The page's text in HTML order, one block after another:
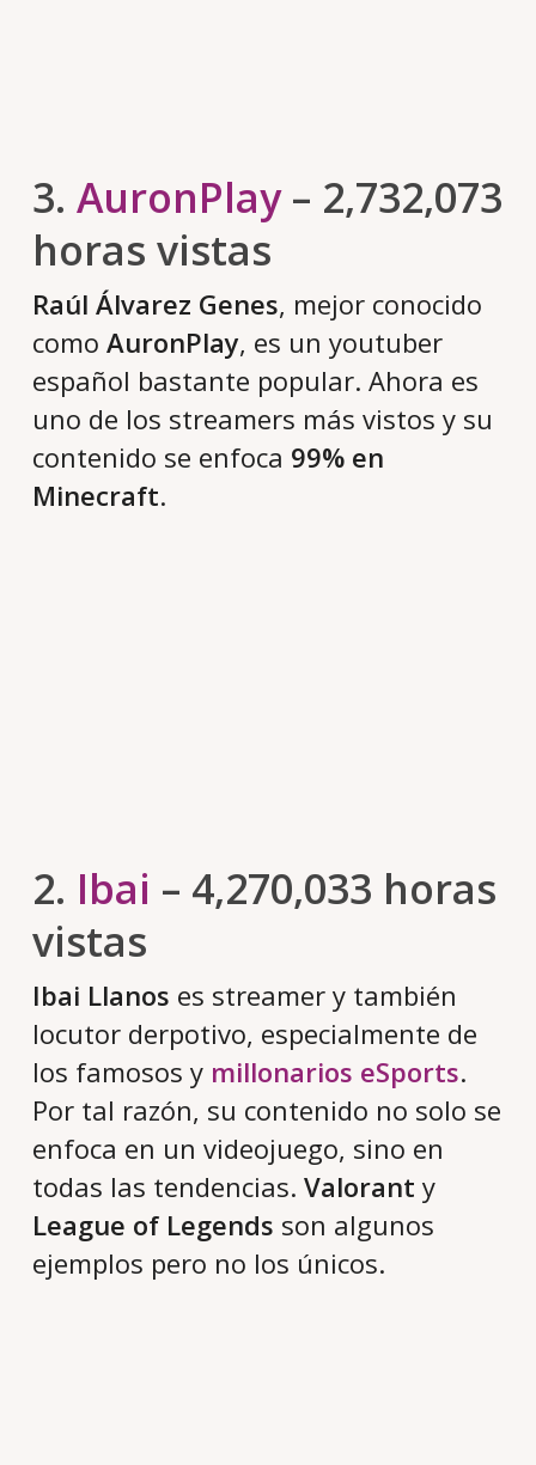
3. AuronPlay– 2,732,073
horas vistas
Raúl Álvarez Genes, mejor conocido
como AuronPlay, es un youtuber
español bastante popular. Ahora es
uno de los streamers más vistos y su
contenido se enfoca 99% en
Minecraft.
2. Ibai – 4,270,033 horas
vistas
Ibai Llanos es streamer y también
locutor derpotivo, especialmente de
los famosos y millonarios eSports.
Por tal razón, su contenido no solo se
enfoca en un videojuego, sino en
todas las tendencias. Valorant y
League of Legends son algunos
ejemplos pero no los únicos.